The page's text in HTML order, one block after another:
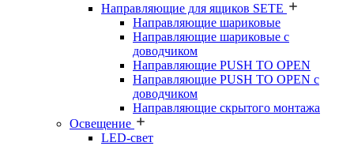
Направляющие для ящиков SETE
Направляющие шариковые
Направляющие шариковые с
доводчиком
Направляющие PUSH TO OPEN
Направляющие PUSH TO OPEN с
доводчиком
Направляющие скрытого монтажа
Освещение
LED-свет